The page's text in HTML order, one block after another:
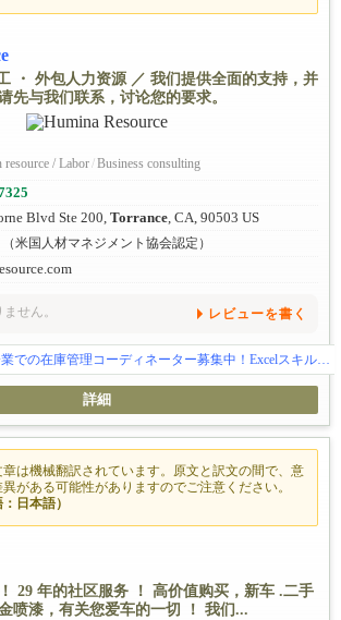
・ 外包人力资源 ／ 我们提供全面的支持，并
先与我们联系，讨论您的要求。
resource / Labor/Business consulting
Blvd Ste 200, Torrance, CA, 90503 US
米国人材マネジメント協会認定）
せん。 レビューを書く
日系大手企業での在庫管理コーディネーター募集中！Excelスキルを活かせるお仕事
詳細
章は機械翻訳されています。原文と訳文の間で、意
がある可能性がありますのでご注意ください。
日本語）
29 年的社区服务 ！ 高价值购买，新车 .二手
喷漆，有关您爱车的一切 ！ 我们...